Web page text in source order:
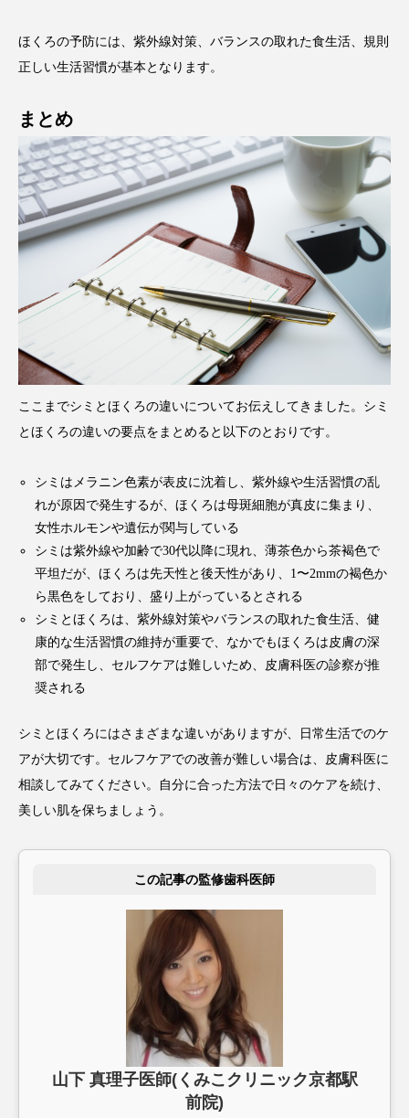
ほくろの予防には、紫外線対策、バランスの取れた食生活、規則
正しい生活習慣が基本となります。
まとめ
ここまでシミとほくろの違いについてお伝えしてきました。シミ
とほくろの違いの要点をまとめると以下のとおりです。
シミはメラニン色素が表皮に沈着し、紫外線や生活習慣の乱
れが原因で発生するが、ほくろは母斑細胞が真皮に集まり、
女性ホルモンや遺伝が関与している
シミは紫外線や加齢で30代以降に現れ、薄茶色から茶褐色で
平坦だが、ほくろは先天性と後天性があり、1〜2mmの褐色か
ら黒色をしており、盛り上がっているとされる
シミとほくろは、紫外線対策やバランスの取れた食生活、健
康的な生活習慣の維持が重要で、なかでもほくろは皮膚の深
部で発生し、セルフケアは難しいため、皮膚科医の診察が推
奨される
シミとほくろにはさまざまな違いがありますが、日常生活でのケ
アが大切です。セルフケアでの改善が難しい場合は、皮膚科医に
相談してみてください。自分に合った方法で日々のケアを続け、
美しい肌を保ちましょう。
この記事の監修歯科医師
山下 真理子医師(くみこクリニック京都駅
前院)